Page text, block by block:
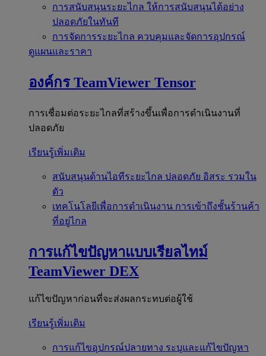
การสนับสนุนระยะไกล ให้การสนับสนุนได้อย่าง
ปลอดภัยในทันที
การจัดการระยะไกล ควบคุมและจัดการอุปกรณ์
ดูแผนและราคา
องค์กร TeamViewer Tensor
การเชื่อมต่อระยะไกลที่สร้างขึ้นเพื่อการดำเนินงานที่
ปลอดภัย
เรียนรู้เพิ่มเติม
สนับสนุนด้านไอทีระยะไกล ปลอดภัย อิสระ รวมใน
ตัว
เทคโนโลยีเพื่อการดำเนินงาน การเข้าถึงชั้นร้านค้า
ที่อยู่ไกล
การแก้ไขปัญหาแบบเรียลไทม์
TeamViewer DEX
แก้ไขปัญหาก่อนที่จะส่งผลกระทบต่อผู้ใช้
เรียนรู้เพิ่มเติม
การแก้ไขอุปกรณ์ปลายทาง ระบุและแก้ไขปัญหา